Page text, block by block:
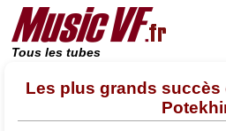
Tous les tubes
Les plus grands succès